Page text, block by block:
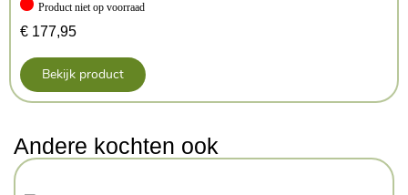
Product niet op voorraad
€ 177,95
Bekijk product
Andere kochten ook